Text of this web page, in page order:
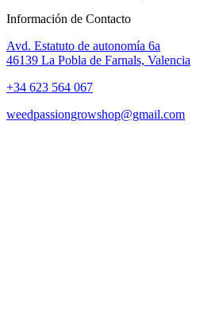
Información de Contacto
Avd. Estatuto de autonomía 6a
46139 La Pobla de Farnals, Valencia
+34 623 564 067
weedpassiongrowshop@gmail.com